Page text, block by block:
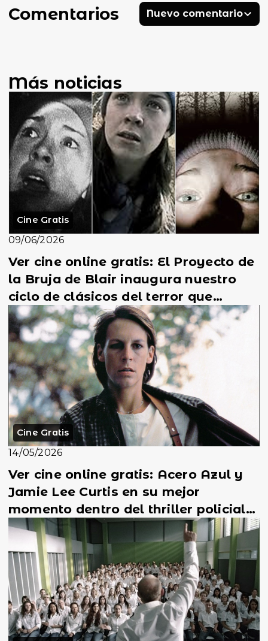
Comentarios Nuevo comentario
Más noticias
Cine Gratis
09/06/2026
Ver cine online gratis: El Proyecto de
la Bruja de Blair inaugura nuestro
ciclo de clásicos del terror que
todavía qu...
Cine Gratis
14/05/2026
Ver cine online gratis: Acero Azul y
Jamie Lee Curtis en su mejor
momento dentro del thriller policial
más intenso de...